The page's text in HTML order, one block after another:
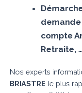
compte
Retraite,
Nos experts
BRIASTRE le plus